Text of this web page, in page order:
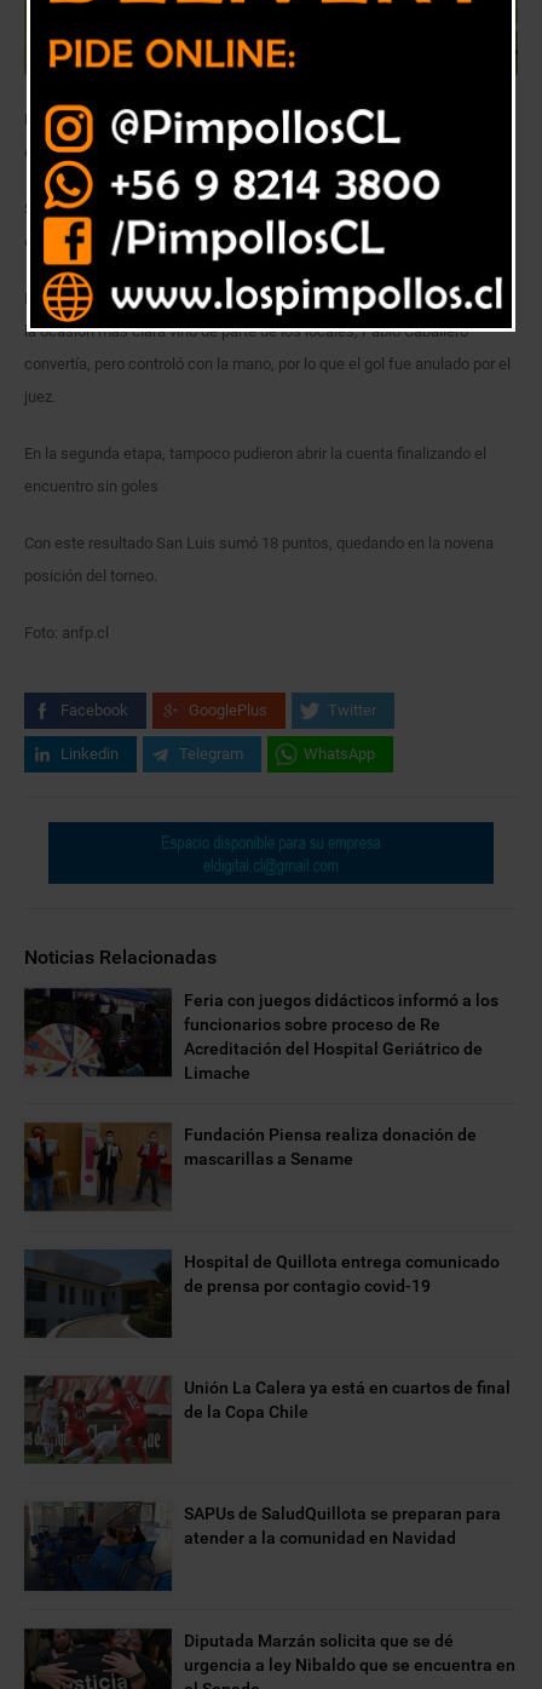
Los Canarios igualaron sin goles ante Cobreloa de visita en un
dispotado partido.
San Luis necesita volver a abrazarse y ante Cobreloa era una excelente
opción.
En la primera etapa, amos equipos disputaron de gran manera el juego,
la ocasión más clara vino de parte de los locales, Pablo Caballero
convertía, pero controló con la mano, por lo que el gol fue anulado por el
juez.
En la segunda etapa, tampoco pudieron abrir la cuenta finalizando el
encuentro sin goles
Con este resultado San Luis sumó 18 puntos, quedando en la novena
posición del torneo.
Foto: anfp.cl
Facebook GooglePlus Twitter
Linkedin Telegram WhatsApp
Noticias Relacionadas
Feria con juegos didácticos informó a los
funcionarios sobre proceso de Re
Acreditación del Hospital Geriátrico de
Limache
Fundación Piensa realiza donación de
mascarillas a Sename
Hospital de Quillota entrega comunicado
de prensa por contagio covid-19
Unión La Calera ya está en cuartos de final
de la Copa Chile
SAPUs de SaludQuillota se preparan para
atender a la comunidad en Navidad
Diputada Marzán solicita que se dé
urgencia a ley Nibaldo que se encuentra en